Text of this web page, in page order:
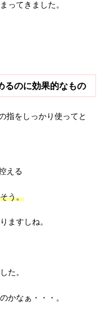
ってきました。
るのに効果的なもの
指をしっかり使ってと
える
う。
ますしね。
た。
かなぁ・・・。